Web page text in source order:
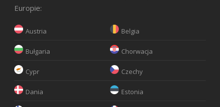
Europie:
Austria Belgia
Bułgaria Chorwacja
Cypr Czechy
Dania Estonia